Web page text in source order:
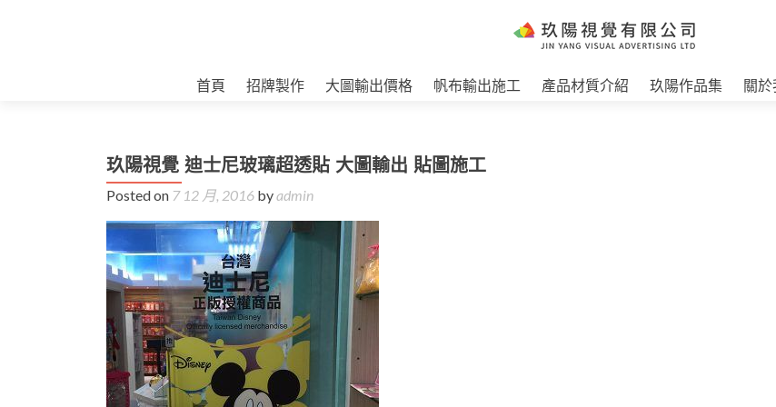
首頁 招牌製作 大圖輸出價格 帆布輸出施工 產品材質介紹 玖陽作品集 關於
玖陽視覺 迪士尼玻璃超透貼 大圖輸出 貼圖施工
Posted on 7 12 月, 2016 byadmin